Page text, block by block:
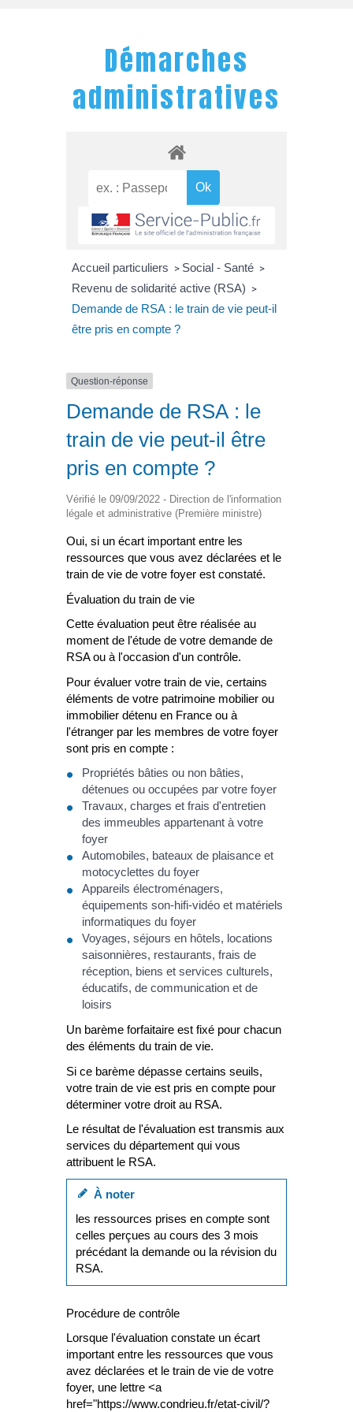
Démarches
administratives
Accueil particuliers > Social - Santé >
Revenu de solidarité active (RSA) >
Demande de RSA : le train de vie peut-il
être pris en compte ?
Question-réponse
Demande de RSA : le
train de vie peut-il être
pris en compte ?
Vérifié le 09/09/2022 - Direction de l'information
légale et administrative (Première ministre)
Oui, si un écart important entre les
ressources que vous avez déclarées et le
train de vie de votre foyer est constaté.
Évaluation du train de vie
Cette évaluation peut être réalisée au
moment de l'étude de votre demande de
RSA ou à l'occasion d'un contrôle.
Pour évaluer votre train de vie, certains
éléments de votre patrimoine mobilier ou
immobilier détenu en France ou à
l'étranger par les membres de votre foyer
sont pris en compte :
Propriétés bâties ou non bâties,
détenues ou occupées par votre foyer
Travaux, charges et frais d'entretien
des immeubles appartenant à votre
foyer
Automobiles, bateaux de plaisance et
motocyclettes du foyer
Appareils électroménagers,
équipements son-hifi-vidéo et matériels
informatiques du foyer
Voyages, séjours en hôtels, locations
saisonnières, restaurants, frais de
réception, biens et services culturels,
éducatifs, de communication et de
loisirs
Un barème forfaitaire est fixé pour chacun
des éléments du train de vie.
Si ce barème dépasse certains seuils,
votre train de vie est pris en compte pour
déterminer votre droit au RSA.
Le résultat de l'évaluation est transmis aux
services du département qui vous
attribuent le RSA.
À noter
les ressources prises en compte sont
celles perçues au cours des 3 mois
précédant la demande ou la révision du
RSA.
Procédure de contrôle
Lorsque l'évaluation constate un écart
important entre les ressources que vous
avez déclarées et le train de vie de votre
foyer, une lettre <a
href="https://www.condrieu.fr/etat-civil/?